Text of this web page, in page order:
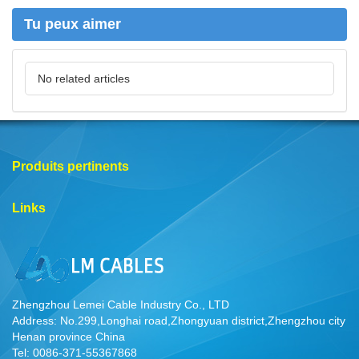
r
Tu peux aimer
No related articles
Produits pertinents
Links
Zhengzhou Lemei Cable Industry Co., LTD
Address: No.299,Longhai road,Zhongyuan district,Zhengzhou city
Henan province China
Tel: 0086-371-55367868